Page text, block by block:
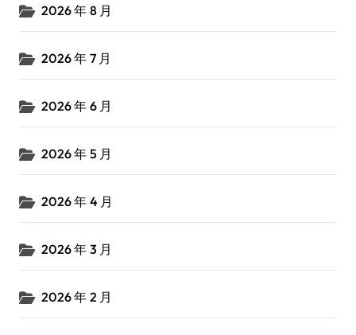
2026 年 8 月
2026 年 7 月
2026 年 6 月
2026 年 5 月
2026 年 4 月
2026 年 3 月
2026 年 2 月